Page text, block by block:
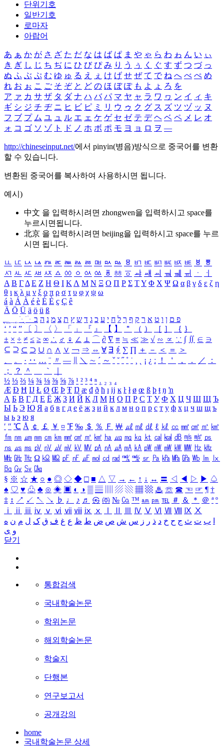
단위기호
일반기호
로마자
아랍어
あ ぁ か が さ ざ た だ な は ば ぱ ま や ゃ ら わ ゎ ん い ぃ
き ぎ し じ ち ぢ に ひ び ぴ み り う ぅ く ぐ す ず つ づ っ
ぬ ふ ぶ ぷ む ゆ ゅ る え ぇ け げ せ ぜ て で ね へ べ ぺ め
れ お ぉ こ ご そ ぞ と ど の ほ ぼ ぽ も よ ょ ろ を
ア ァ カ サ ザ タ ダ ナ ハ バ パ マ ヤ ャ ラ ワ ヮ ン イ ィ キ
ギ シ ジ チ ヂ ニ ヒ ビ ピ ミ リ ウ ゥ ク グ ス ズ ツ ヅ ッ ヌ
フ ブ プ ム ユ ュ ル エ ェ ケ ゲ セ ゼ テ デ ヘ ベ ペ メ レ オ
ォ コ ゴ ソ ゾ ト ド ノ ホ ボ ポ モ ヨ ョ ロ ヲ ―
http://chineseinput.net/에서 pinyin(병음)방식으로 중국어를 변환
할 수 있습니다.
변환된 중국어를 복사하여 사용하시면 됩니다.
예시)
中文 을 입력하시려면 zhongwen을 입력하시고 space를
누르시면됩니다.
北京 을 입력하시려면 beijing을 입력하시고 space를 누르
시면 됩니다.
ㅥ ㅦ ㅧ ㅨ ㅩ ㅪ ㅫ ㅬ ㅭ ㅮ ㅯ ㅰ ㅱ ㅲ ㅳ ㅴ ㅵ ㅶ ㅷ ㅸ
ㅹ
ㅺ ㅻ ㅼ ㅽ ㅾ ㅿ ㆀ ㆁ ㆂ ㆃ ㆄ ㆅ ㆆ ㆇ ㆈ ㆉ ㆊ ㆋ ㆌ ㆍ
ㆎ
Α Β ΓΔ Ε Ζ Η Θ Ι ΚΛ Μ Ν Ξ Ο Π Ρ Σ ΤΥ Φ Χ Ψ Ω α β γ δ ε ζ η
θ ι κ λ μ ν ξ ο π ρ σ τ υ φ χ ψ ω
á à Á À é è É È ç Ç ê
Ä Ö Ü ä ö ü ß
ִֶֹ ֻּ ׁׂ פ ם ן ו ט א ר ק ף ך ל ח י ע כ ג ד ש ץ ת צ מ נ ה ב
‘ ’ “ ” 〔 〕 〈 〉 「 」 『 』 【 】 ＂ （ ） ［ ］ ｛ ｝
± × ÷ ≠ ≤ ≥ ∞ ∴ ♂ ♀ ∠ ⊥ ⌒ ∂ ∇ ≡ ≒ ≪ ≫ √ ∽ ∝ ∵ ∫ ∬ ∈ ∋
⊆ ⊇ ⊂ ⊃ ∪ ∩ ∧ ∨ ￢ ⇒ ⇔ ∀ ∃ ∮ ∑ ∏ ＋ － ＜ ＝
＞
、
。 · ‥ … ¨ 〃 ― ＼ ∼ ´ ～ ˇ ˘ ˝ ˚ ˙ ¸ ¡ ¿ ː ！ ＇ ， ． ／
：
；
？ ＾ ｀
½ ⅓ ⅔ ¼ ¾ ⅛ ⅜ ⅝ ⅞ ¹ ² ³ ⁴ ⁿ ₁ ₂ ₃ ₄
Æ Ð Ħ Ĳ Ł Ø Œ Þ Ŧ Ŋ æ đ ð ħ ı ĳ ĸ ŀ ł ø œ ß þ ŧ ŋ ŉ
А Б В Г Д Е Ё Ж З И Й К Л М Н О П Р С Т У Ф Х Ц Ч Ш Щ Ъ
Ы Ь Э Ю Я а б в г д е ё ж з и й к л м н о п р с т у ф х ц ч ш щ ъ
ы ь э ю я
′ ″ ℃ Å ￠ ￡ ￥ ¤ ℉ ‰ ＄ ％ Ｆ ￦ ㎕ ㎖ ㎗ ℓ ㎘ ㏄ ㎣ ㎤ ㎥ ㎦
㎙ ㎚ ㎛ ㎜ ㎝ ㎞ ㎟ ㎠ ㎡ ㎢ ㏊ ㎍ ㎎ ㎏ ㏏ ㎈ ㎉ ㏈ ㎧ ㎨ ㎰
㎱ ㎲ ㎳ ㎴ ㎵ ㎶ ㎷ ㎸ ㎹ ㎀ ㎁ ㎂ ㎃ ㎄ ㎺ ㎻ ㎽ ㎾ ㎿ ㎐ ㎑
㎒ ㎓ ㎔ Ω ㏀ ㏁ ㎊ ㎋ ㎌ ㏖ ㏅ ㎭ ㎮ ㎯ ㏛ ㎩ ㎪ ㎫ ㎬ ㏝ ㏐
㏓
㏃ ㏉ ㏜ ㏆
§ ※ ☆ ★ ○ ● ◎ ◇ ◆ □ ■ △ ▽ → ← ↑ ↓ ↔ 〓 ◁ ◀ ▷ ▶ ♤
♠ ♡ ♥ ♧ ♣ ⊙ ◈ ▣ ◐ ◑ ▒ ▤ ▨ ▧ ▦ ▩ ♨ ☏ ☎ ☜ ☞ ¶ †
‡ ↕ ↗ ↙ ↖ ↘ ♭ ♩ ♪ ♬ ㉿ ㈜ № ㏇ ™ ㏂ ㏘ ℡ ＃ ＆ ＊ ＠ ª º
ⅰ
ⅱ ⅲ ⅳ ⅴ ⅵ ⅶ ⅷ ⅸ ⅹ Ⅳ Ⅴ Ⅵ Ⅶ Ⅷ Ⅸ Ⅹ
ب ت ث ج ح خ د ذ ر ز س ش ص ض ط ظ ع غ ف ق ک ل م ن ه
و ی
닫기
통합검색
국내학술논문
학위논문
해외학술논문
학술지
단행본
연구보고서
공개강의
home
국내학술논문 상세